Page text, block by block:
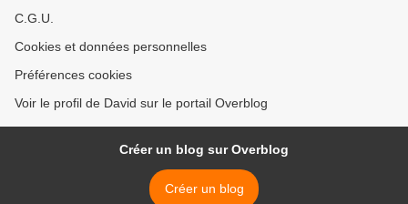
C.G.U.
Cookies et données personnelles
Préférences cookies
Voir le profil de David sur le portail Overblog
Créer un blog sur Overblog
Créer un blog